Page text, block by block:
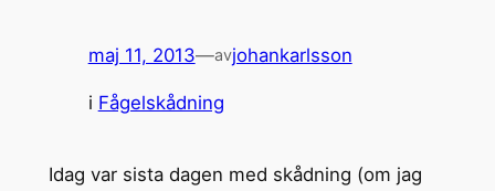
maj 11, 2013—avjohankarlsson
i Fågelskådning
Idag var sista dagen med skådning (om jag